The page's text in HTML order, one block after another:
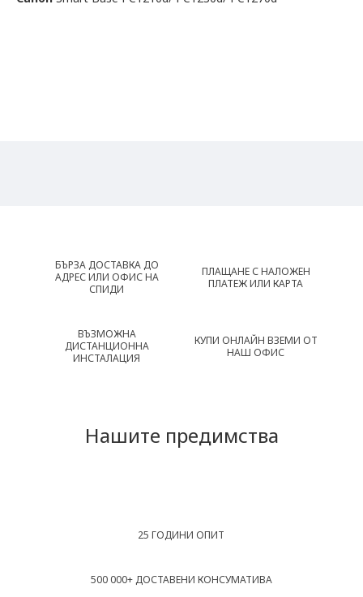
БЪРЗА ДОСТАВКА ДО
АДРЕС ИЛИ ОФИС НА
СПИДИ
ПЛАЩАНЕ С НАЛОЖЕН
ПЛАТЕЖ ИЛИ КАРТА
ВЪЗМОЖНА
ДИСТАНЦИОННА
ИНСТАЛАЦИЯ
КУПИ ОНЛАЙН ВЗЕМИ ОТ
НАШ ОФИС
Нашите предимства
25 ГОДИНИ ОПИТ
500 000+ ДОСТАВЕНИ КОНСУМАТИВА